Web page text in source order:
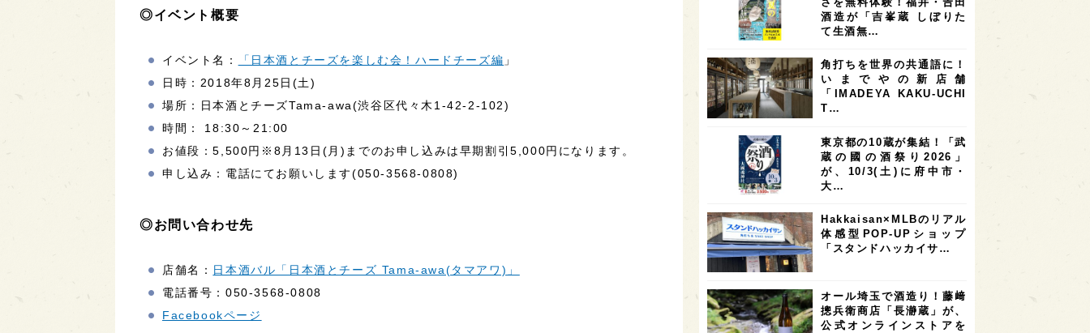
◎イベント概要
イベント名： 「日本酒とチーズを楽しむ会！ハードチーズ編 」
日時：2018年8月25日(土)
場所：日本酒とチーズTama-awa(渋谷区代々木1-42-2-102)
時間： 18:30～21:00
お値段：5,500円※8月13日(月)までのお申し込みは早期割引5,000円になります。
申し込み：電話にてお願いします(050-3568-0808)
◎お問い合わせ先
店舗名： 日本酒バル「日本酒とチーズ Tama-awa(タマアワ)」
電話番号：050-3568-0808
Facebookページ
6 フランス 6 高知県 5 島根県 5
山口県 4 アメリカ 4 神奈川県 4
大分県 4 三重県 3 3 3
オーストラリア 台湾 2 アジア
SAKEの時代を生きる 1
全蔵めぐり 1 シンガポール 1 カナダ 1
1 熊本県 1
イギリス 1 ノルウェー 新宿区 1
歌舞伎町 1 沖縄県 1 鳥取県 1
酒造が「吉峯蔵 しぼりた
て生酒無…
角打ちを世界の共通語に！
いまでやの新店舗
「IMADEYA KAKU-UCHI
T…
東京都の10蔵が集結！「武
蔵の國の酒祭り2026」
が、10/3(土)に府中市・
大…
Hakkaisan×MLBのリアル
体感型POP-UPショップ
「スタンドハッカイサ…
オール埼玉で酒造り！藤﨑
摠兵衛商店「長瀞蔵」が、
公式オンラインストアを